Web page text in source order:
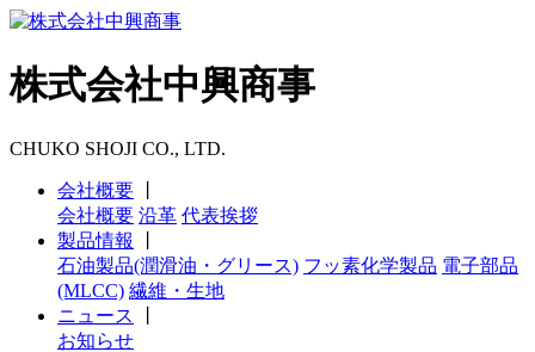
株式会社中興商事
CHUKO SHOJI CO., LTD.
会社概要
会社概要 沿革 代表挨拶
製品情報
石油製品(潤滑油・グリース) フッ素化学製品 電子部品
(MLCC) 繊維・生地
ニュース
お知らせ